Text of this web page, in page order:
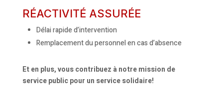
RÉACTIVITÉ ASSURÉE
Délai rapide d’intervention
Remplacement du personnel en cas d’absence
Et en plus, vous contribuez à notre mission de
service public pour un service solidaire!